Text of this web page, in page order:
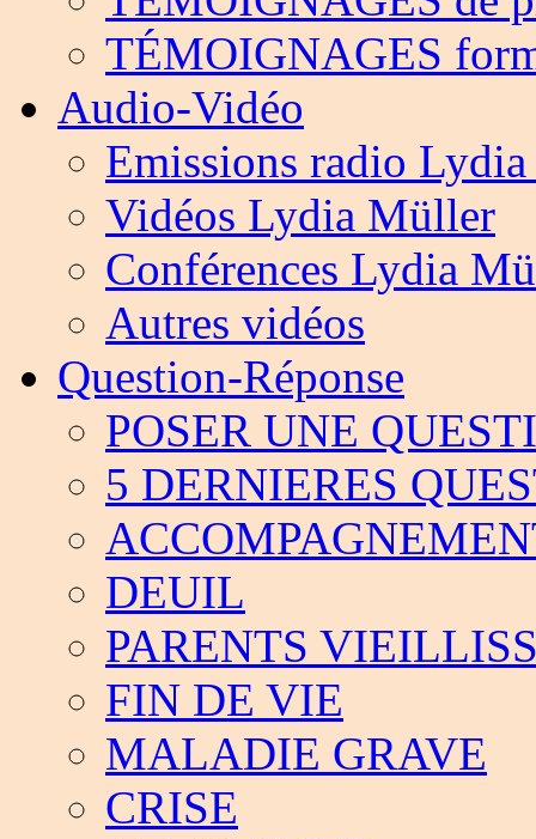
TÉMOIGNAGES
Audio-Vidéo
Emissions radio
Vidéos Lydia Müller
Conférences Lydia
Autres vidéos
Question-Réponse
POSER UNE
5 DERNIERES
DEUIL
PARENTS
FIN DE VIE
MALADIE GRAVE
CRISE